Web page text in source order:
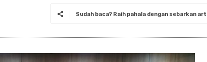
Sudah baca? Raih pahala dengan sebarkan